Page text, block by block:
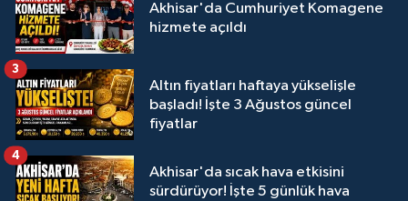
Akhisar'da Cumhuriyet Komagene
hizmete açıldı
Altın fiyatları haftaya yükselişle
başladı! İşte 3 Ağustos güncel
fiyatlar
3
Akhisar'da sıcak hava etkisini
sürdürüyor! İşte 5 günlük hava
4